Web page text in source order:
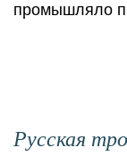
промышляло
Русская